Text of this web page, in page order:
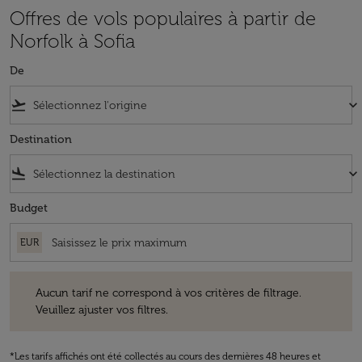
Offres de vols populaires à partir de
Norfolk à Sofia
De
flight_takeoff keyboard_arrow_down
Destination
flight_land keyboard_arrow_down
Budget
EUR
Aucun tarif ne correspond à vos critères de filtrage.
Veuillez ajuster vos filtres.
*Les tarifs affichés ont été collectés au cours des dernières 48 heures et